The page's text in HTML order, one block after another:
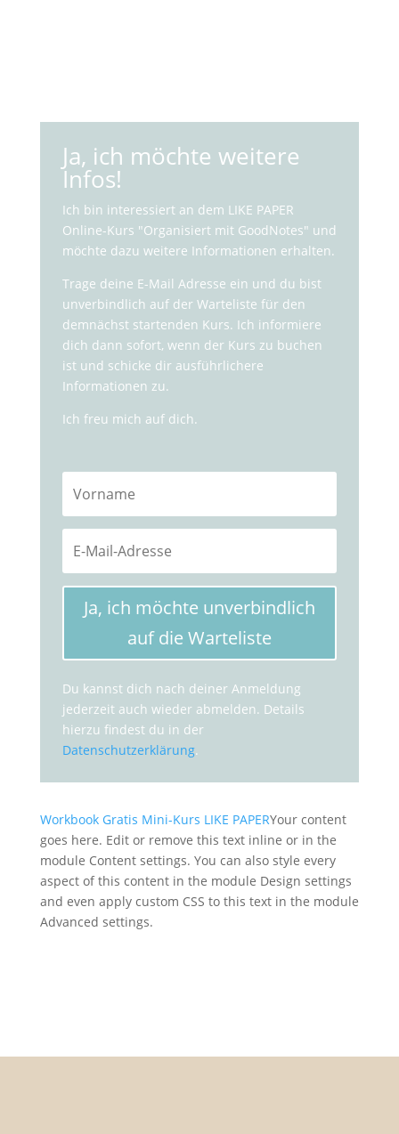
Ja, ich möchte weitere
Infos!
Ich bin interessiert an dem LIKE PAPER
Online-Kurs "Organisiert mit GoodNotes" und
möchte dazu weitere Informationen erhalten.
Trage deine E-Mail Adresse ein und du bist
unverbindlich auf der Warteliste für den
demnächst startenden Kurs. Ich informiere
dich dann sofort, wenn der Kurs zu buchen
ist und schicke dir ausführlichere
Informationen zu.
Ich freu mich auf dich.
Ja, ich möchte unverbindlich
auf die Warteliste
Du kannst dich nach deiner Anmeldung
jederzeit auch wieder abmelden. Details
hierzu findest du in der
Datenschutzerklärung.
Workbook Gratis Mini-Kurs LIKE PAPERYour content
goes here. Edit or remove this text inline or in the
module Content settings. You can also style every
aspect of this content in the module Design settings
and even apply custom CSS to this text in the module
Advanced settings.